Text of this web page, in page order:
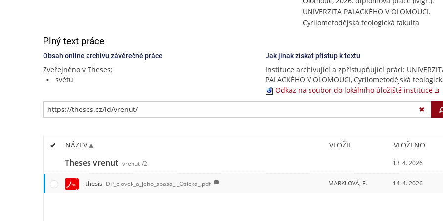
UNIVERZITA PALACKÉHO V OLOMOUCI.
Cyrilometodějská teologická fakulta
Plný text práce
Obsah online archivu závěrečné práce
Zveřejněno v Theses:
světu
Jak jinak získat přístup k textu
Instituce archivující a zpřístupňující práci:
PALACKÉHO V OLOMOUCI, Cyrilometodějská
Odkaz na soubor do lokálního úložiště instituce
NÁZEV VLOŽIL VLOŽENO
Theses vrenut vrenut /2 13. 4. 2026
thesis DP_clovek_a_jeho_spasa_-_Osicka_.pdf MARKLOVÁ, E. 14. 4. 2026